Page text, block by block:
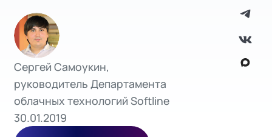
Сергей Самоукин,
руководитель Департамента
облачных технологий Softline
30.01.2019